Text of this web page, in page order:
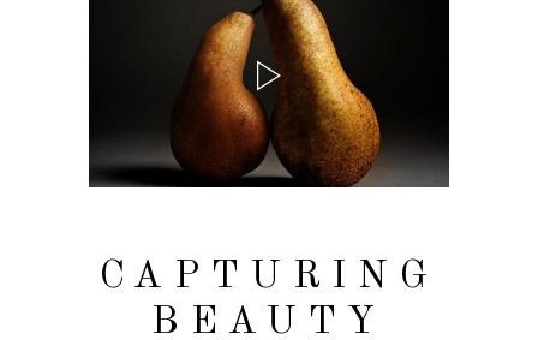
CAPTURING
BEAUTY